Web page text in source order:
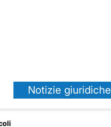
Notizie giuridiche